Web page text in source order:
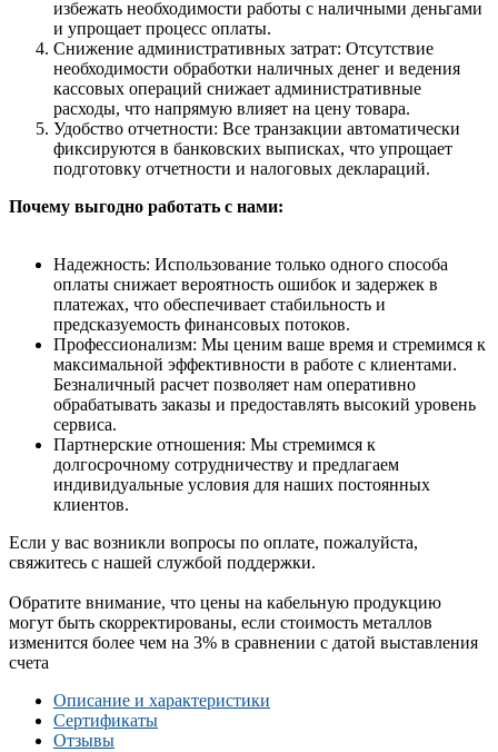
избежать необходимости работы с наличными деньгами
и упрощает процесс оплаты.
Снижение административных затрат: Отсутствие
необходимости обработки наличных денег и ведения
кассовых операций снижает административные
расходы, что напрямую влияет на цену товара.
Удобство отчетности: Все транзакции автоматически
фиксируются в банковских выписках, что упрощает
подготовку отчетности и налоговых деклараций.
Почему выгодно работать с нами:
Надежность: Использование только одного способа
оплаты снижает вероятность ошибок и задержек в
платежах, что обеспечивает стабильность и
предсказуемость финансовых потоков.
Профессионализм: Мы ценим ваше время и стремимся к
максимальной эффективности в работе с клиентами.
Безналичный расчет позволяет нам оперативно
обрабатывать заказы и предоставлять высокий уровень
сервиса.
Партнерские отношения: Мы стремимся к
долгосрочному сотрудничеству и предлагаем
индивидуальные условия для наших постоянных
клиентов.
Если у вас возникли вопросы по оплате, пожалуйста,
свяжитесь с нашей службой поддержки.
Обратите внимание, что цены на кабельную продукцию
могут быть скорректированы, если стоимость металлов
изменится более чем на 3% в сравнении с датой выставления
счета
Описание и характеристики
Сертификаты
Отзывы